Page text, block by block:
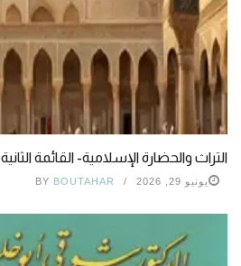
التراث والحضارة الإسلامية- القائمة الثانية
يونيو 29, 2026 BY BOUTAHAR